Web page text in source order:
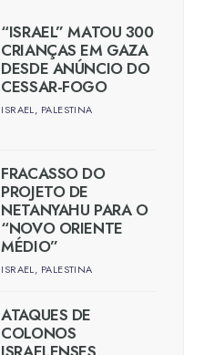
“ISRAEL” MATOU 300
CRIANÇAS EM GAZA
DESDE ANÚNCIO DO
CESSAR-FOGO
ISRAEL, PALESTINA
FRACASSO DO
PROJETO DE
NETANYAHU PARA O
“NOVO ORIENTE
MÉDIO”
ISRAEL, PALESTINA
ATAQUES DE
COLONOS